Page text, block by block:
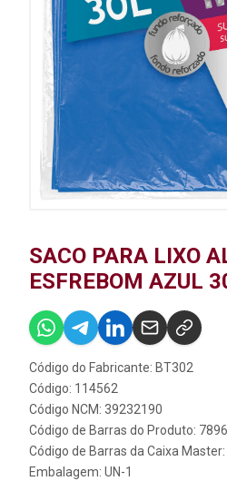
SACO PARA LIXO
ESFREBOM AZUL
Código do Fabricante: BT302
Código: 114562
Código NCM: 39232190
Código de Barras do Produto:
Código de Barras da Caixa
Embalagem: UN-1